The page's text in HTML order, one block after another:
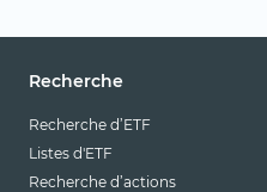
Recherche
Recherche d’ETF
Listes d'ETF
Recherche d’actions